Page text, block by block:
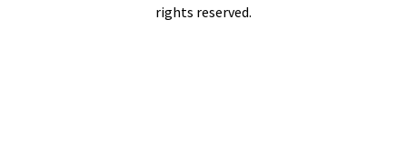
rights reserved.